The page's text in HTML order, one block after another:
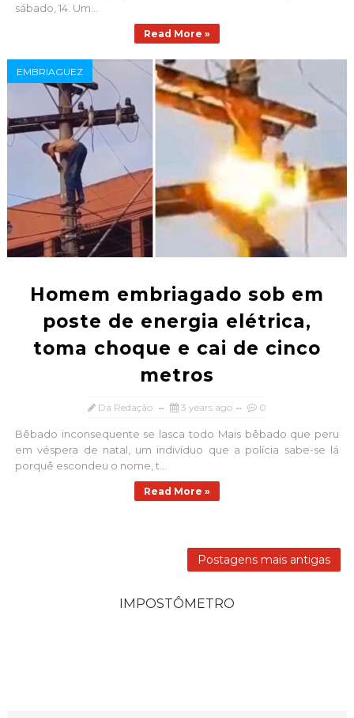
sábado, 14. Um...
Read More »
EMBRIAGUEZ
Homem embriagado sob em
poste de energia elétrica,
toma choque e cai de cinco
metros
Da Redação 3 years ago 0
Bêbado inconsequente se lasca todo Mais bêbado que peru
em véspera de natal, um indivíduo que a polícia sabe-se lá
porquê escondeu o nome, t...
Read More »
Postagens mais antigas
IMPOSTÔMETRO